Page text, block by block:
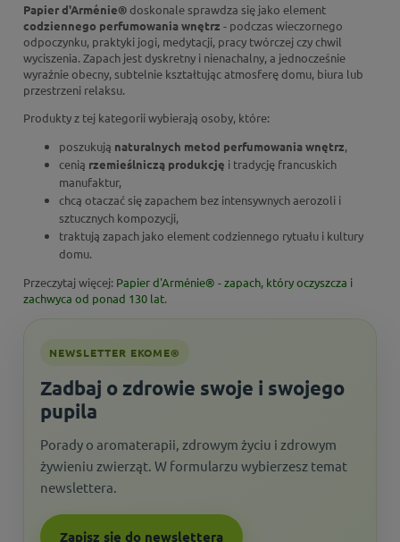
Papier d'Arménie®doskonale sprawdza się jako element
codziennego perfumowania wnętrz - podczas wieczornego
odpoczynku, praktyki jogi, medytacji, pracy twórczej czy chwil
wyciszenia. Zapach jest dyskretny i nienachalny, a jednocześnie
wyraźnie obecny, subtelnie kształtując atmosferę domu, biura lub
przestrzeni relaksu.
Produkty z tej kategorii wybierają osoby, które:
poszukują naturalnych metod perfumowania wnętrz,
cenią rzemieślniczą produkcję i tradycję francuskich
manufaktur,
chcą otaczać się zapachem bez intensywnych aerozoli i
sztucznych kompozycji,
traktują zapach jako element codziennego rytuału i kultury
domu.
Przeczytaj więcej: Papier d'Arménie® - zapach, który oczyszcza i
zachwyca od ponad 130 lat.
NEWSLETTER EKOME®
Zadbaj o zdrowie swoje i swojego
pupila
Porady o aromaterapii, zdrowym życiu i zdrowym
żywieniu zwierząt. W formularzu wybierzesz temat
newslettera.
Zapisz się do newslettera